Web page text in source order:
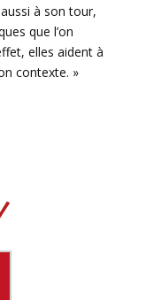
à son tour,
que l’on
elles aident à
contexte. »